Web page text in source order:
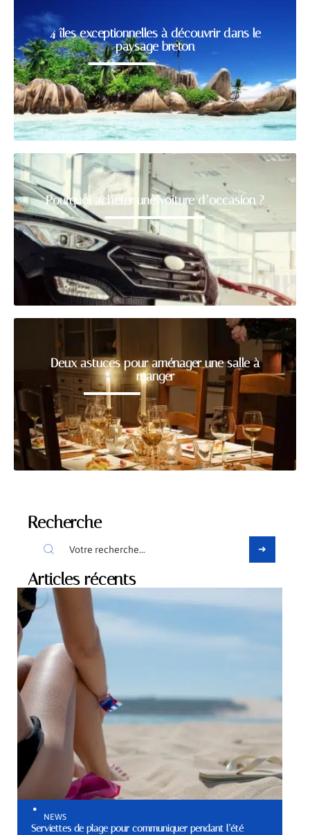
4 îles exceptionnelles à découvrir dans le
paysage breton
Pourquoi acheter une voiture d’occasion ?
Deux astuces pour aménager une salle à
manger
Recherche
Articles récents
NEWS
Serviettes de plage pour communiquer pendant l’été